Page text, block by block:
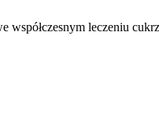
współczesnym leczeniu